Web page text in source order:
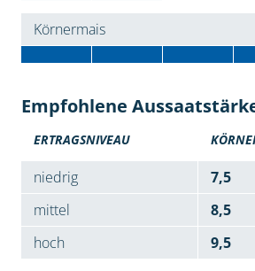
Körnermais
Empfohlene
ERTRAGSNIVEAU
niedrig
7,5
mittel
8,5
hoch
9,5